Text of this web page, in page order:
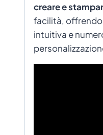
creare e
facilità, offrendo
intuitiva e